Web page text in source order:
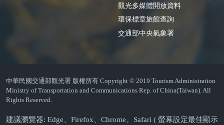
觀光多媒體開放資料
環保標章旅館查詢
交通部中央氣象署
中華民國交通部觀光署 版權所有 Copyright © 2019 Tourism Administration
Ministry of Transportation and Communications Rep. of China(Taiwan). All
Rights Reserved.
建議瀏覽器: Edge、Firefox、Chrome、Safari ( 螢幕設定最佳顯示